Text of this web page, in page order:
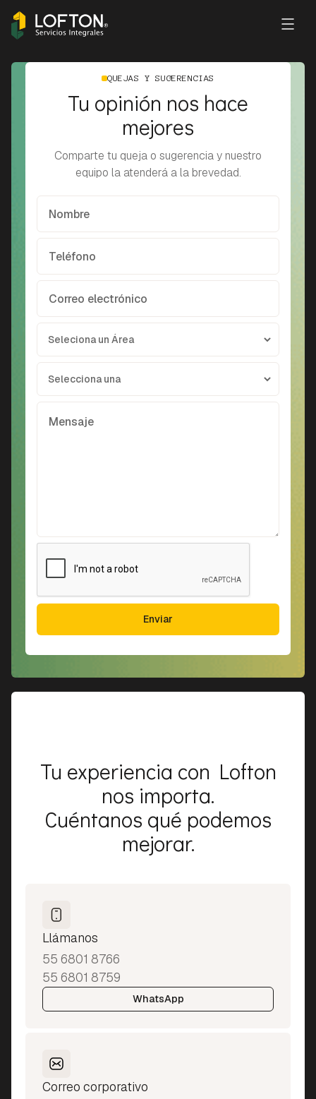
QUEJAS Y SUGERENCIAS
Tu opinión nos hace
mejores
Comparte tu queja o sugerencia y nuestro
equipo la atenderá a la brevedad.
Tu experiencia con Lofton
nos importa.
Cuéntanos qué podemos
mejorar.
Llámanos
55 6801 8766
55 6801 8759
WhatsApp
Correo corporativo